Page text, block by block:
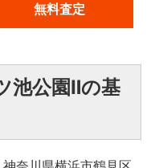
無料査定
池公園Ⅱの基